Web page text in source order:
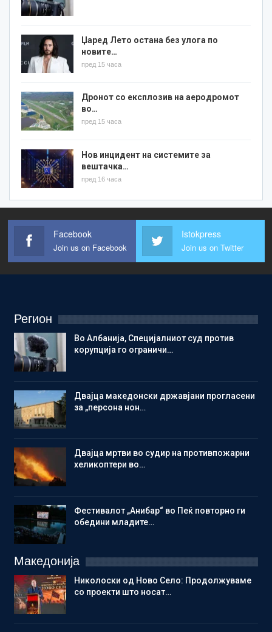
Џаред Лето остана без улога по
новите…
пред 15 часа
Дронот со експлозив на аеродромот
во…
пред 15 часа
Нов инцидент на системите за
вештачка…
пред 16 часа
Facebook
Join us on Facebook
Istokpress
Join us on Twitter
Регион
Во Албанија, Специјалниот суд против
корупција го ограничи…
Двајца македонски државјани прогласени
за „персона нон…
Двајца мртви во судир на противпожарни
хеликоптери во…
Фестивалот „Анибар“ во Пеќ повторно ги
обедини младите…
Македонија
Николоски од Ново Село: Продолжуваме
со проекти што носат…